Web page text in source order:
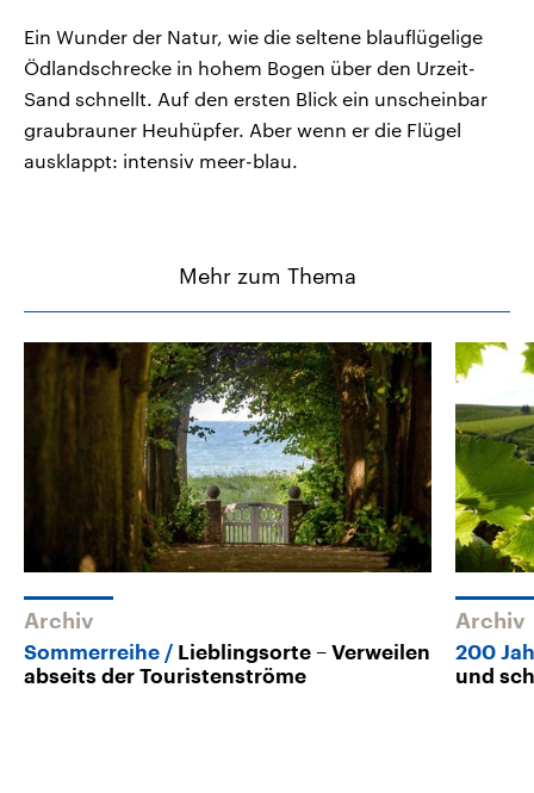
Ein Wunder der Natur, wie die seltene blauflügelige
Ödlandschrecke in hohem Bogen über den Urzeit-
Sand schnellt. Auf den ersten Blick ein unscheinbar
graubrauner Heuhüpfer. Aber wenn er die Flügel
ausklappt: intensiv meer-blau.
Mehr zum Thema
Archiv
Sommerreihe
Lieblingsorte – Verweilen
abseits der Touristenströme
Archiv
200
und